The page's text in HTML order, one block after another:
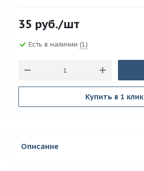
35 руб./шт
Есть в наличии (1)
Купить в 1 клик
Описание